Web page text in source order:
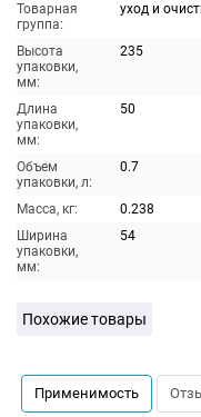
Товарная
группа:
уход и
Высота
упаковки,
мм:
235
Длина
упаковки,
мм:
50
Объем
упаковки, л:
0.7
Масса, кг:
0.238
Ширина
упаковки,
мм:
54
Похожие товары
Применимость